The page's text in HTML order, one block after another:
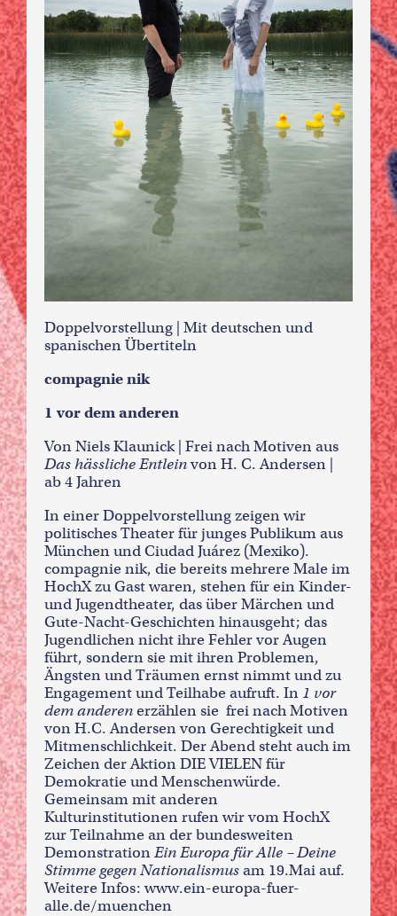
Doppelvorstellung | Mit deutschen und
spanischen Übertiteln
compagnie nik
1 vor dem anderen
Von Niels Klaunick | Frei nach Motiven aus
Das hässliche Entleinvon H. C. Andersen |
ab 4 Jahren
In einer Doppelvorstellung zeigen wir
politisches Theater für junges Publikum aus
München und Ciudad Juárez (Mexiko).
compagnie nik, die bereits mehrere Male im
HochX zu Gast waren, stehen für ein Kinder-
und Jugendtheater, das über Märchen und
Gute-Nacht-Geschichten hinausgeht; das
Jugendlichen nicht ihre Fehler vor Augen
führt, sondern sie mit ihren Problemen,
Ängsten und Träumen ernst nimmt und zu
Engagement und Teilhabe aufruft. In 1 vor
dem anderenerzählen sie frei nach Motiven
von H.C. Andersen von Gerechtigkeit und
Mitmenschlichkeit. Der Abend steht auch im
Zeichen der Aktion DIE VIELEN für
Demokratie und Menschenwürde.
Gemeinsam mit anderen
Kulturinstitutionen rufen wir vom HochX
zur Teilnahme an der bundesweiten
DemonstrationEin Europa für Alle – Deine
Stimme gegen Nationalismusam 19.Mai auf.
Weitere Infos:www.ein-europa-fuer-
alle.de/muenchen